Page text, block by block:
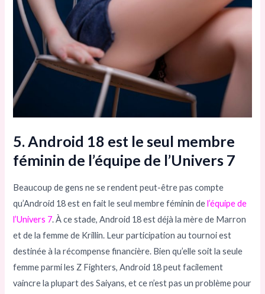
5. Android 18 est le seul membre
féminin de l’équipe de l’Univers 7
Beaucoup de gens ne se rendent peut-être pas compte
qu’Android 18 est en fait le seul membre féminin del’équipe de
l’Univers 7. À ce stade, Android 18 est déjà la mère de Marron
et de la femme de Krillin. Leur participation au tournoi est
destinée à la récompense financière. Bien qu’elle soit la seule
femme parmi les Z Fighters, Android 18 peut facilement
vaincre la plupart des Saiyans, et ce n’est pas un problème pour